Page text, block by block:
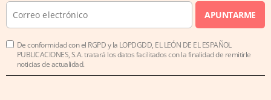
APUNTARME
De conformidad con el RGPD y la LOPDGDD, EL LEÓN DE EL ESPAÑOL
PUBLICACIONES, S.A. tratará los datos facilitados con la finalidad de remitirle
noticias de actualidad.